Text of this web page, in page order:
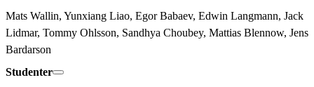
Mats Wallin, Yunxiang Liao, Egor Babaev, Edwin Langmann, Jack
Lidmar, Tommy Ohlsson, Sandhya Choubey, Mattias Blennow, Jens
Bardarson
Studenter